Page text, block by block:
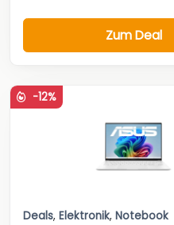
Zum Deal
-12%
Deals, Elektronik, Notebook